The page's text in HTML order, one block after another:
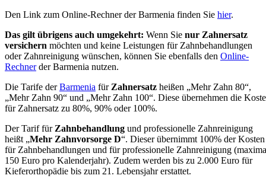
Den Link zum Online-Rechner der Barmenia finden Sie hier.
Das gilt übrigens auch umgekehrt: Wenn Sie nur Zahnersatz
versichern möchten und keine Leistungen für Zahnbehandlungen
oder Zahnreinigung wünschen, können Sie ebenfalls den Online-
Rechnerder Barmenia nutzen.
Die Tarife derBarmenia für Zahnersatz heißen „Mehr Zahn 80“,
„Mehr Zahn 90“ und „Mehr Zahn 100“. Diese übernehmen die
für Zahnersatz zu 80%, 90% oder 100%.
Der Tarif für Zahnbehandlung und professionelle Zahnreinigung
heißt „Mehr Zahnvorsorge D“. Dieser übernimmt 100% der Kosten
für Zahnbehandlungen und für professionelle Zahnreinigung
150 Euro pro Kalenderjahr). Zudem werden bis zu 2.000 Euro für
Kieferorthopädie bis zum 21. Lebensjahr erstattet.